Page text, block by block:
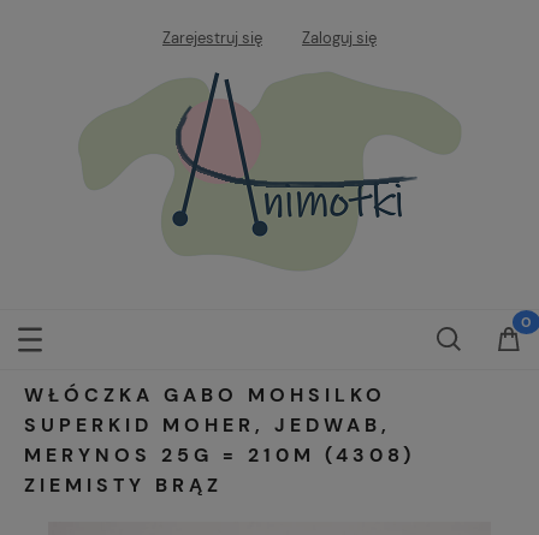
Zarejestruj się Zaloguj się
WŁÓCZKA GABO MOHSILKO
SUPERKID MOHER, JEDWAB,
MERYNOS 25G = 210M (4308)
ZIEMISTY BRĄZ